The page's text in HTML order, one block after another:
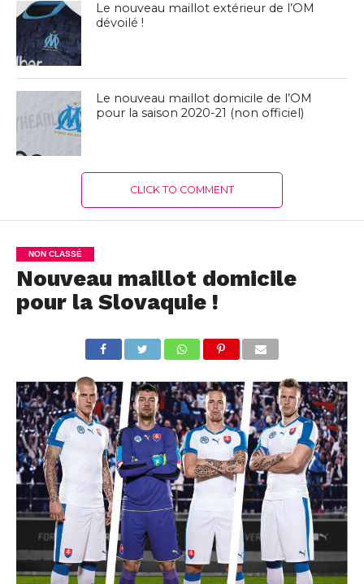
Le nouveau maillot extérieur de l’OM
dévoilé !
Le nouveau maillot domicile de l’OM
pour la saison 2020-21 (non officiel)
CLICK TO COMMENT
NON CLASSÉ
Nouveau maillot domicile
pour la Slovaquie !